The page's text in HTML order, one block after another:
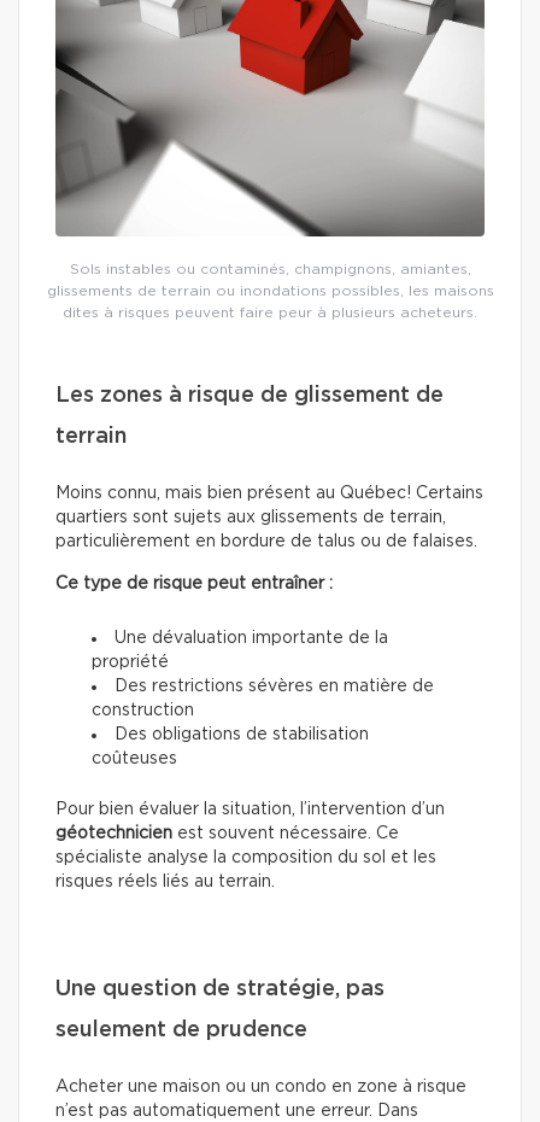
Sols instables ou contaminés, champignons, amiantes,
glissements de terrain ou inondations possibles, les maisons
dites à risques peuvent faire peur à plusieurs acheteurs.
Les zones à risque de glissement de
terrain
Moins connu, mais bien présent au Québec! Certains
quartiers sont sujets aux glissements de terrain,
particulièrement en bordure de talus ou de falaises.
Ce type de risque peut entraîner :
Une dévaluation importante de la
propriété
Des restrictions sévères en matière de
construction
Des obligations de stabilisation
coûteuses
Pour bien évaluer la situation, l’intervention d’un
géotechnicien est souvent nécessaire. Ce
spécialiste analyse la composition du sol et les
risques réels liés au terrain.
Une question de stratégie, pas
seulement de prudence
Acheter une maison ou un condo en zone à risque
n’est pas automatiquement une erreur. Dans